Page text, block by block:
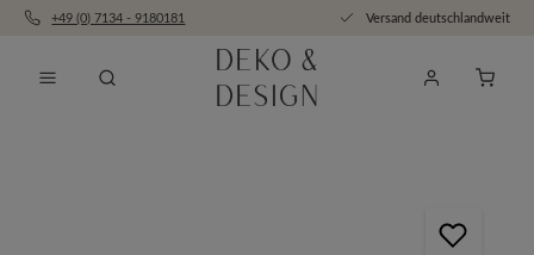
Zum Hauptinhalt springen
+49 (0) 7134 - 9180181 Versand deutschlandweit